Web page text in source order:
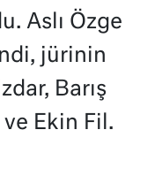
Aslı Özge
jürinin
Barış
Ekin Fil.